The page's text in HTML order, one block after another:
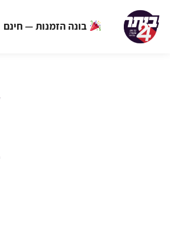
בונה הזמנות — חינם